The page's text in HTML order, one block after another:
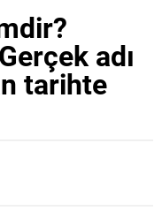
adı
tarihte